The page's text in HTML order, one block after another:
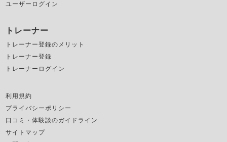
ユーザーログイン
トレーナー
トレーナー登録のメリット
トレーナー登録
トレーナーログイン
利用規約
プライバシーポリシー
口コミ・体験談のガイドライン
サイトマップ